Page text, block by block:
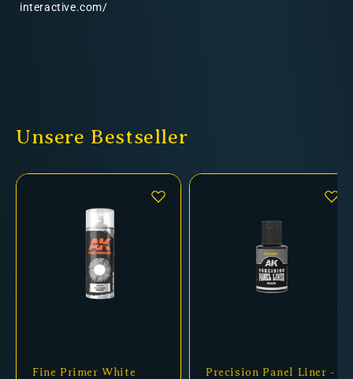
interactive.com/
Unsere Bestseller
Fine Primer White
Precision Panel Liner -